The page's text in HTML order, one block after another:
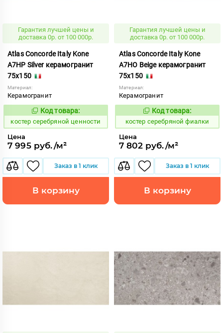
Гарантия лучшей цены и
доставка 0р. от 100 000р.
Atlas Concorde Italy Kone
A7HP Silver керамогранит
75x150
Материал:
Керамогранит
807617
Код товара:
костер серебряной ценности
Цена
7 995 руб./м²
Заказ в 1 клик
В корзину
Гарантия лучшей цены и
доставка 0р. от 100 000р.
Atlas Concorde Italy Kone
A7HO Beige керамогранит
75x150
Материал:
Керамогранит
807614
Код товара:
костер серебряной фиалки
Цена
7 802 руб./м²
Заказ в 1 клик
В корзину